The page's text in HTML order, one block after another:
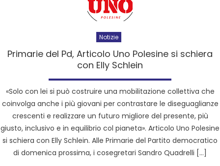
Notizie
Primarie del Pd, Articolo Uno Polesine si schiera
con Elly Schlein
«Solo con lei si può costruire una mobilitazione collettiva che
coinvolga anche i più giovani per contrastare le diseguaglianze
crescenti e realizzare un futuro migliore del presente, più
giusto, inclusivo e in equilibrio col pianeta». Articolo Uno Polesine
si schiera con Elly Schlein. Alle Primarie del Partito democratico
di domenica prossima, i cosegretari Sandro Quadrelli […]